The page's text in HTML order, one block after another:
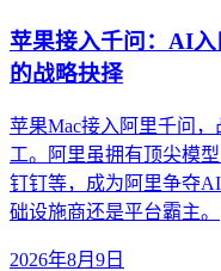
苹果接入千问：AI
的战略抉择
苹果Mac接入阿里千问
工。阿里虽拥有顶尖模
钉钉等，成为阿里争夺
础设施商还是平台霸主。
2026年8月9日